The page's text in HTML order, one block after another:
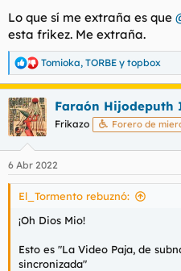
Lo que sí me extraña es que
esta frikez. Me extraña.
R
e
a
c
c
i
e
s
Tomioka, TORBE y topbox
Faraón Hijodeputh
Frikazo Forero de
6 Abr 2022
El_Tormento rebuznó:
¡Oh Dios Mio!
Esto es "La Video Paja, de
sincronizada"